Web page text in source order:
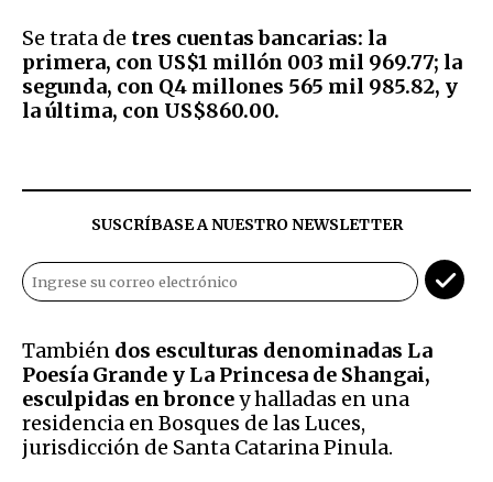
Se trata de tres cuentas bancarias: la
primera, con US$1 millón 003 mil 969.77; la
segunda, con Q4 millones 565 mil 985.82, y
la última, con US$860.00.
SUSCRÍBASE A NUESTRO NEWSLETTER
También dos esculturas denominadas La
Poesía Grande y La Princesa de Shangai,
esculpidas en broncey halladas en una
residencia en Bosques de las Luces,
jurisdicción de Santa Catarina Pinula.